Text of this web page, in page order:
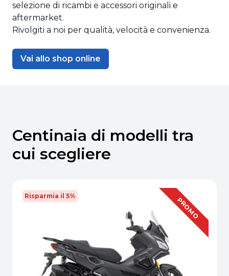
selezione di ricambi e accessori originali e
aftermarket.
Rivolgiti a noi per qualità, velocità e convenienza.
Vai allo shop online
Centinaia di modelli tra
cui scegliere
OFFERTA
PROMO
Risparmia il 5%